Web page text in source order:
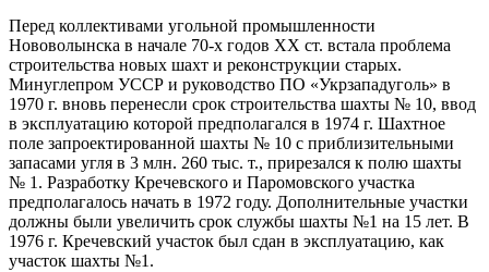
Перед коллективами угольной промышленности
Нововолынска в начале 70-х годов ХХ ст. встала проблема
строительства новых шахт и реконструкции старых.
Минуглепром УССР и руководство ПО «Укрзападуголь» в
1970 г. вновь перенесли срок строительства шахты № 10, ввод
в эксплуатацию которой предполагался в 1974 г. Шахтное
поле запроектированной шахты № 10 с приблизительными
запасами угля в 3 млн. 260 тыс. т., прирезался к полю шахты
№ 1. Разработку Кречевского и Паромовского участка
предполагалось начать в 1972 году. Дополнительные участки
должны были увеличить срок службы шахты №1 на 15 лет. В
1976 г. Кречевский участок был сдан в эксплуатацию, как
участок шахты №1.